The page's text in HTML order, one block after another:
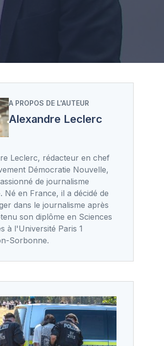
A PROPOS DE L'AUTEUR
Alexandre Leclerc
Leclerc, rédacteur en chef
Démocratie Nouvelle,
de journalisme
Né en France, il a décidé de
dans le journalisme après
son diplôme en Sciences
à l'Université Paris 1
Sorbonne.